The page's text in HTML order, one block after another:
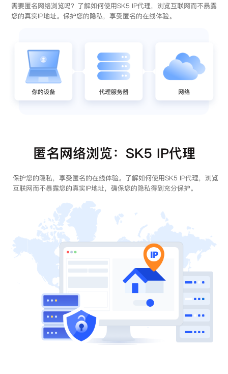
需要匿名网络浏览吗？了解如何使用SK5 IP代理，浏览互联网而不暴露
您的真实IP地址。保护您的隐私，享受匿名的在线体验。
匿名网络浏览：SK5 IP代理
保护您的隐私，享受匿名的在线体验。了解如何使用SK5 IP代理，浏览
互联网而不暴露您的真实IP地址，确保您的隐私得到充分保护。